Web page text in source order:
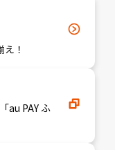
！
au PAY ふ